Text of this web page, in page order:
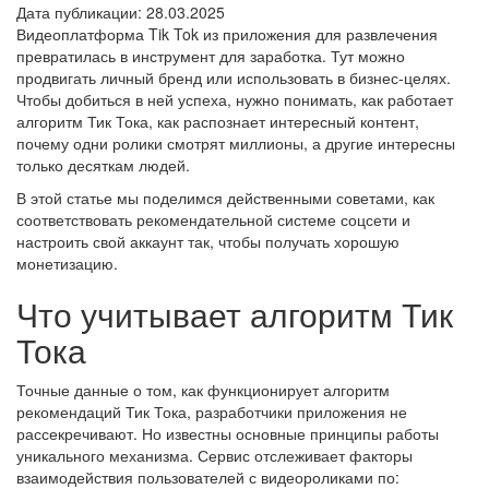
Дата публикации: 28.03.2025
Видеоплатформа Tik Tok из приложения для развлечения
превратилась в инструмент для заработка. Тут можно
продвигать личный бренд или использовать в бизнес-целях.
Чтобы добиться в ней успеха, нужно понимать, как работает
алгоритм Тик Тока, как распознает интересный контент,
почему одни ролики смотрят миллионы, а другие интересны
только десяткам людей.
В этой статье мы поделимся действенными советами, как
соответствовать рекомендательной системе соцсети и
настроить свой аккаунт так, чтобы получать хорошую
монетизацию.
Что учитывает алгоритм Тик
Тока
Точные данные о том, как функционирует алгоритм
рекомендаций Тик Тока, разработчики приложения не
рассекречивают. Но известны основные принципы работы
уникального механизма. Сервис отслеживает факторы
взаимодействия пользователей с видеороликами по: